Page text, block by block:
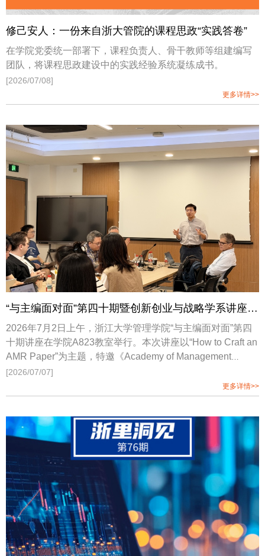
修己安人：一份来自浙大管院的课程思政“实践答卷”
在学院党委统一部署下，课程负责人、骨干教师等组建编写
团队，将课程思政建设中的实践经验系统凝练成书。
[2026/07/08]
更多详情>>
“与主编面对面”第四十期暨创新创业与战略学系讲座|How to Craft an AMR Paper
2026年7月2日上午，浙江大学管理学院“与主编面对面”第四
十期讲座在学院A823教室举行。本次讲座以“How to Craft an
AMR Paper”为主题，特邀《Academy of Management
Review》前副主编Jonathan Bundy教授、Donald Lange教
授，以及《Management and Organization Review》副主编
汪少卿教授作专题分享。三位嘉宾结合自身长期从事高水平
思、理论贡献、论文打磨与投稿发表等关键问题，与到场博
士生和博士后展开深入交流。讲座由创新创业与战略学系吴
志岩教授主持。讲座伊始，Jonathan Bundy教授与Donald
Lange教授首先围绕理论论文的贡献路径与写作规范展开分
享。Bundy教授结合《Academy of Management Review》
的期刊定位指出，理论贡献并不只意味着提出全新的宏大理
论，也可以通过挑战或澄清既有理论、整合不同理论视角、
重新界定理论问题等方式实现。他强调，对于青年学者而
言，更可行的路径往往不是从零创造全新理论，而
[2026/07/07]
更多详情>>